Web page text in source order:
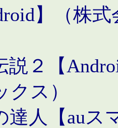
】（株
説２【
クス）
達人【auス